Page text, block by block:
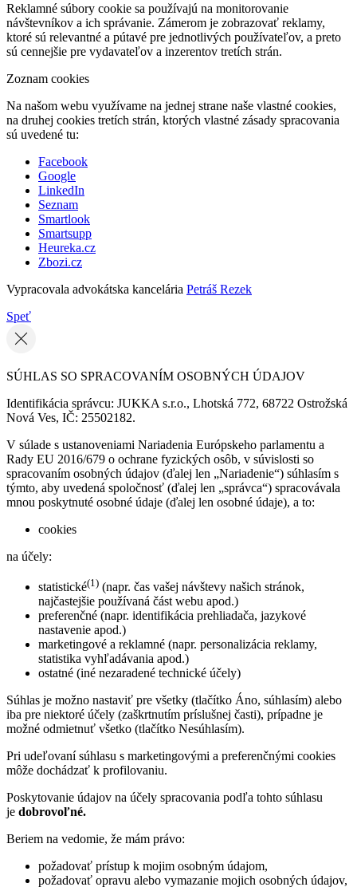
Reklamné súbory cookie sa používajú na monitorovanie
návštevníkov a ich správanie. Zámerom je zobrazovať reklamy,
ktoré sú relevantné a pútavé pre jednotlivých používateľov, a preto
sú cennejšie pre vydavateľov a inzerentov tretích strán.
Zoznam cookies
Na našom webu využívame na jednej strane naše vlastné cookies,
na druhej cookies tretích strán, ktorých vlastné zásady spracovania
sú uvedené tu:
Facebook
Google
LinkedIn
Seznam
Smartlook
Smartsupp
Heureka.cz
Zbozi.cz
Vypracovala advokátska kancelária Petráš Rezek
Speť
SÚHLAS SO SPRACOVANÍM OSOBNÝCH ÚDAJOV
Identifikácia správcu: JUKKA s.r.o., Lhotská 772, 68722 Ostrožská
Nová Ves, IČ: 25502182.
V súlade s ustanoveniami Nariadenia Európskeho parlamentu a
Rady EU 2016/679 o ochrane fyzických osôb, v súvislosti so
spracovaním osobných údajov (ďalej len „Nariadenie“) súhlasím s
týmto, aby uvedená spoločnosť (ďalej len „správca“) spracovávala
mnou poskytnuté osobné údaje (ďalej len osobné údaje), a to:
cookies
na účely:
statistické(1) (napr. čas vašej návštevy našich stránok,
najčastejšie používaná část webu apod.)
preferenčné (napr. identifikácia prehliadača, jazykové
nastavenie apod.)
marketingové a reklamné (napr. personalizácia reklamy,
statistika vyhľadávania apod.)
ostatné (iné nezaradené technické účely)
Súhlas je možno nastaviť pre všetky (tlačítko Áno, súhlasím) alebo
iba pre niektoré účely (zaškrtnutím príslušnej časti), prípadne je
možné odmietnuť všetko (tlačítko Nesúhlasím).
Pri udeľovaní súhlasu s marketingovými a preferenčnými cookies
môže dochádzať k profilovaniu.
Poskytovanie údajov na účely spracovania podľa tohto súhlasu
je dobrovoľné.
Beriem na vedomie, že mám právo:
požadovať prístup k mojim osobným údajom,
požadovať opravu alebo vymazanie mojich osobných údajov,